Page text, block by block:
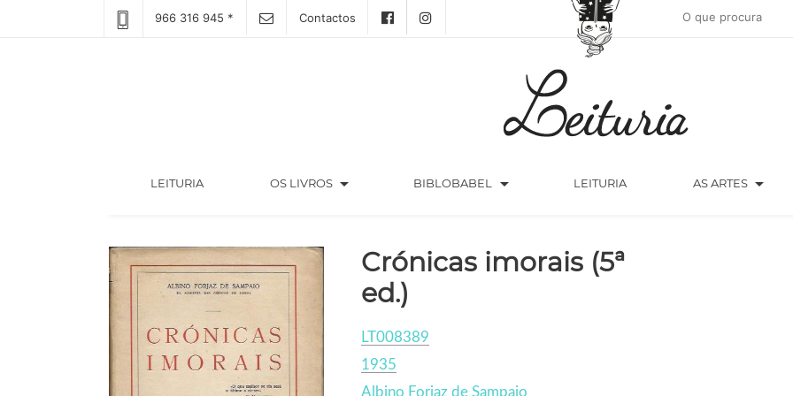
966 316 945 * Contactos
LEITURIA(CURRENT) OS LIVROS arrow_drop_down BIBLOBABEL arrow_drop_down LEITURIA AS ARTES arrow_drop_down
Crónicas imorais (5ª
ed.)
LT008389
1935
Albino Forjaz de Sampaio